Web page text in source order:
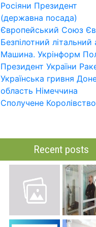
Росіяни Президент
(державна посада)
Європейський Союз
Безпілотний літальний
Машина. Укрінформ
Президент України
Українська гривня
область Німеччина
Сполучене Королівство
Recent posts